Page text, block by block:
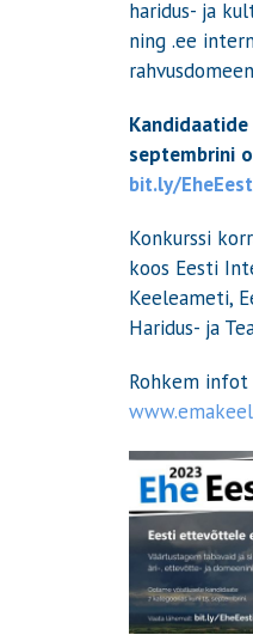
haridus- ja
ning .ee
septembrini
bit.ly/
Konkurssi
koos Eesti
Keeleameti,
Haridus- ja
Rohkem infot